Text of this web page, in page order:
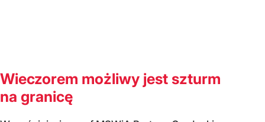
Wieczorem możliwy jest szturm
na granicę